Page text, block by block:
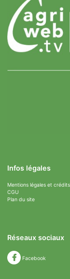
Infos légales
Mentions légales et crédits
CGU
Plan du site
Réseaux sociaux
Facebook